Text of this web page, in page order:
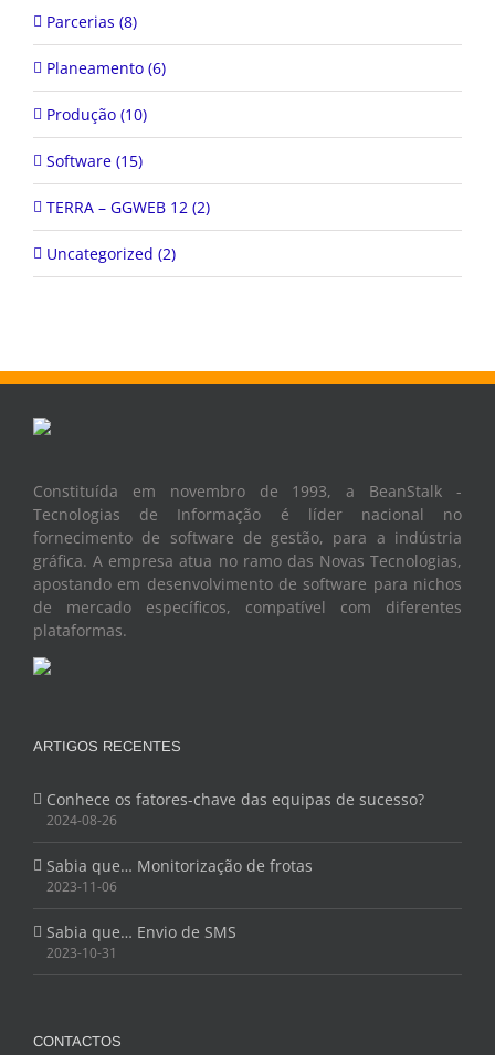
Parcerias (8)
Planeamento (6)
Produção (10)
Software (15)
TERRA – GGWEB 12 (2)
Uncategorized (2)
Constituída em novembro de 1993, a BeanStalk -
Tecnologias de Informação é líder nacional no
fornecimento de software de gestão, para a indústria
gráfica. A empresa atua no ramo das Novas Tecnologias,
apostando em desenvolvimento de software para nichos
de mercado específicos, compatível com diferentes
plataformas.
ARTIGOS RECENTES
Conhece os fatores-chave das equipas de sucesso?
2024-08-26
Sabia que… Monitorização de frotas
2023-11-06
Sabia que… Envio de SMS
2023-10-31
CONTACTOS